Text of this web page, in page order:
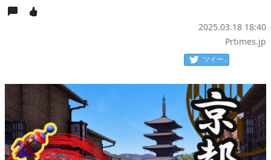
2025.03.18 18:40
Prtimes.jp
ツイート